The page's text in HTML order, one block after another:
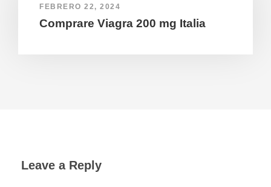
FEBRERO 22, 2024
Comprare Viagra 200 mg Italia
Leave a Reply